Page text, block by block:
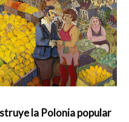
la Polonia popular